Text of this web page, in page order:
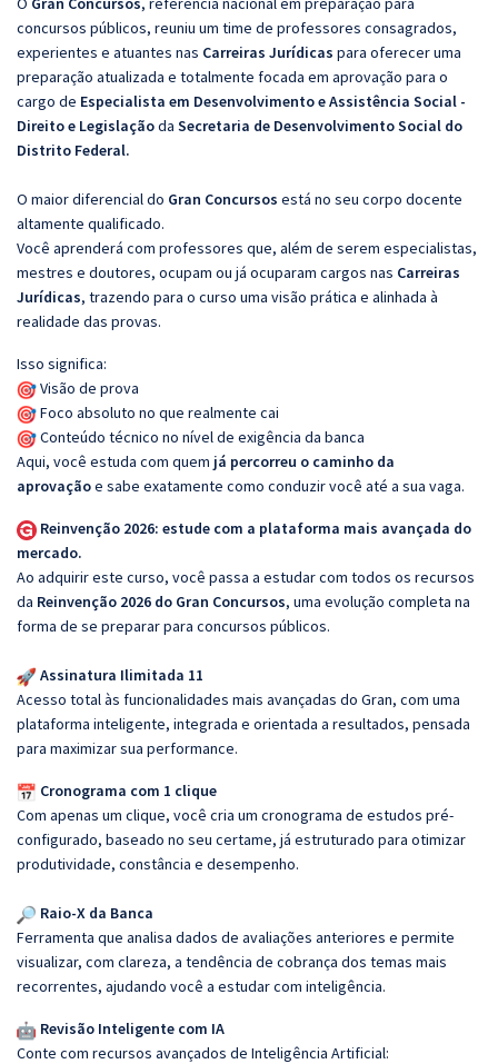
concursos públicos, reuniu um time de professores consagrados,
experientes e atuantes nas Carreiras Jurídicas para oferecer uma
preparação atualizada e totalmente focada em aprovação para o
cargo de Especialista em Desenvolvimento e Assistência Social -
Direito e Legislaçãoda Secretaria de Desenvolvimento Social do
Distrito Federal.
O maior diferencial do Gran Concursos está no seu corpo docente
altamente qualificado.
Você aprenderá com professores que, além de serem especialistas,
mestres e doutores, ocupam ou já ocuparam cargos nas Carreiras
Jurídicas, trazendo para o curso uma visão prática e alinhada à
realidade das provas.
Isso significa:
Visão de prova
Foco absoluto no que realmente cai
Conteúdo técnico no nível de exigência da banca
Aqui, você estuda com quem já percorreu o caminho da
aprovaçãoe sabe exatamente como conduzir você até a sua vaga.
Reinvenção 2026: estude com a plataforma mais avançada do
mercado.
Ao adquirir este curso, você passa a estudar com todos os recursos
da Reinvenção 2026 do Gran Concursos, uma evolução completa na
forma de se preparar para concursos públicos.
Assinatura Ilimitada 11
Acesso total às funcionalidades mais avançadas do Gran, com uma
plataforma inteligente, integrada e orientada a resultados, pensada
para maximizar sua performance.
Cronograma com 1 clique
Com apenas um clique, você cria um cronograma de estudos pré-
configurado, baseado no seu certame, já estruturado para otimizar
produtividade, constância e desempenho.
Raio-X da Banca
Ferramenta que analisa dados de avaliações anteriores e permite
visualizar, com clareza, a tendência de cobrança dos temas mais
recorrentes, ajudando você a estudar com inteligência.
Revisão Inteligente com IA
Conte com recursos avançados de Inteligência Artificial: